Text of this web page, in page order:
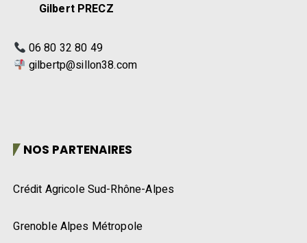
Gilbert PRECZ
06 80 32 80 49
gilbertp@sillon38.com
NOS PARTENAIRES
Crédit Agricole Sud-Rhône-Alpes
Grenoble Alpes Métropole